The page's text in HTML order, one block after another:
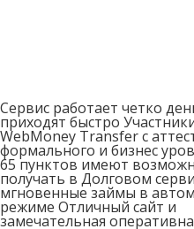
Сервис работает четко
приходят быстро
WebMoney Transfer с
формального и бизнес
65 пунктов имеют
получать в Долговом
мгновенные займы в
режиме Отличный сайт и
замечательная